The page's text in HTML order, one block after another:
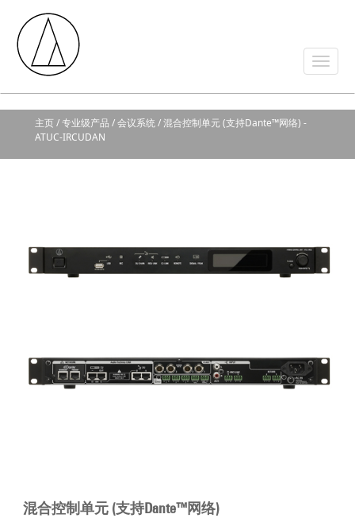
主页/ 专业级产品 / 会议系统 / 混合控制单元 (支持Dante™网络) -
ATUC-IRCUDAN
混合控制单元 (支持Dante™网络)